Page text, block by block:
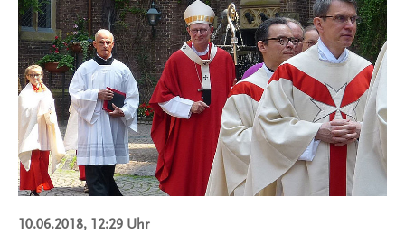
10.06.2018, 12:29 Uhr